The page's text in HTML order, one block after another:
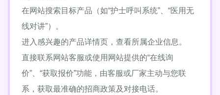
在网站搜索目标产品（如“护士呼叫系统”、“医用无
线对讲”）。
进入感兴趣的产品详情页，查看所属企业信息。
直接联系网站客服或使用网站提供的“在线询
价”、“获取报价”功能，由客服或厂家主动与您联
系，获取最准确的招商政策及对接电话。